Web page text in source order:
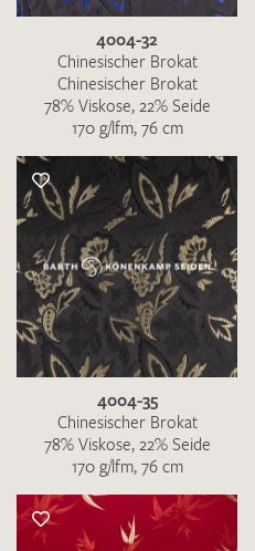
4004-32
Chinesischer Brokat
Chinesischer Brokat
78% Viskose, 22% Seide
170 g/lfm, 76 cm
4004-35
Chinesischer Brokat
78% Viskose, 22% Seide
170 g/lfm, 76 cm